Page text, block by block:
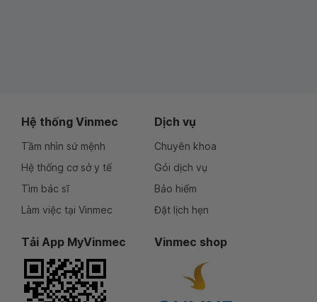
Hệ thống Vinmec
Tầm nhìn sứ mệnh
Hệ thống cơ sở y tế
Tìm bác sĩ
Làm việc tại Vinmec
Dịch vụ
Chuyên khoa
Gói dịch vụ
Bảo hiểm
Đặt lịch hẹn
Tải App MyVinmec Vinmec shop